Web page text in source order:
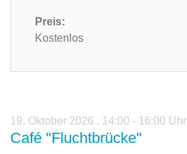
Preis:
Kostenlos
19. Oktober 2026 , 14:00 - 16:00 Uhr
Café "Fluchtbrücke"